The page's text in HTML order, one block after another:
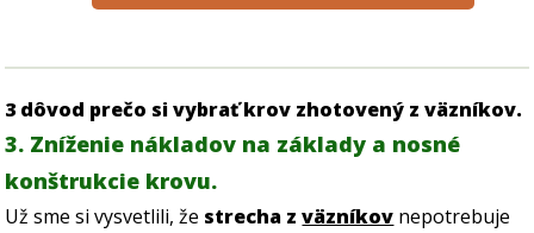
3 dôvod prečo si vybrať krov zhotovený z väzníkov.
3. Zníženie nákladov na základy a nosné
konštrukcie krovu.
Už sme si vysvetlili, že strecha zväzníkov nepotrebuje